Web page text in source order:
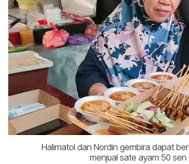
Halimatol dan Nordin gembira dapat
menjual sate ayam 50 sen